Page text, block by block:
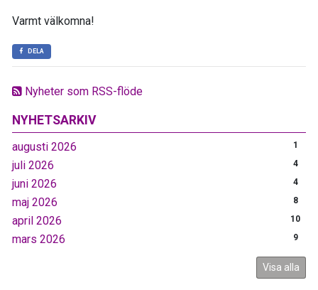
Nyheter som RSS-flöde
NYHETSARKIV
augusti 2026 1
juli 2026 4
juni 2026 4
maj 2026 8
april 2026 10
mars 2026 9
Visa alla
Varmt välkomna!
DELA